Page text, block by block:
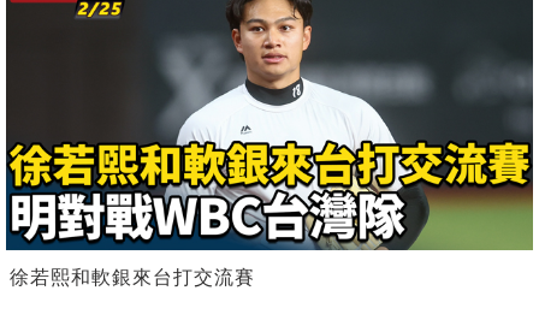
徐若熙和軟銀來台打交流賽